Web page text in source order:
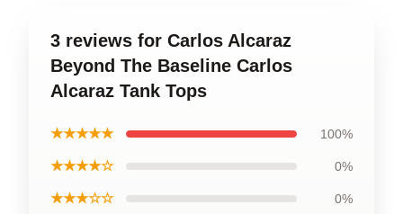
3 reviews for Carlos Alcaraz
Beyond The Baseline Carlos
Alcaraz Tank Tops
★★★★★ 100%
★★★★☆ 0%
★★★☆☆ 0%